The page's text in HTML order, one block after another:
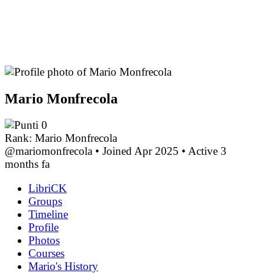
Mario Monfrecola
0
Rank: Mario Monfrecola
@mariomonfrecola • Joined Apr 2025 • Active 3
months fa
LibriCK
Groups
Timeline
Profile
Photos
Courses
Mario's History